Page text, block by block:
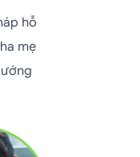
hỗ
mẹ